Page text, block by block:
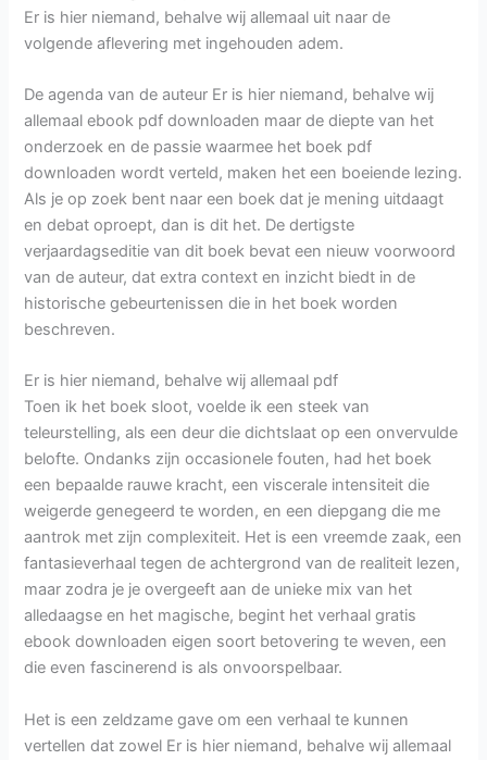
Er is hier niemand, behalve wij allemaal uit naar de
volgende aflevering met ingehouden adem.
De agenda van de auteur Er is hier niemand, behalve wij
allemaal ebook pdf downloaden maar de diepte van het
onderzoek en de passie waarmee het boek pdf
downloaden wordt verteld, maken het een boeiende lezing.
Als je op zoek bent naar een boek dat je mening uitdaagt
en debat oproept, dan is dit het. De dertigste
verjaardagseditie van dit boek bevat een nieuw voorwoord
van de auteur, dat extra context en inzicht biedt in de
historische gebeurtenissen die in het boek worden
beschreven.
Er is hier niemand, behalve wij allemaal pdf
Toen ik het boek sloot, voelde ik een steek van
teleurstelling, als een deur die dichtslaat op een onvervulde
belofte. Ondanks zijn occasionele fouten, had het boek
een bepaalde rauwe kracht, een viscerale intensiteit die
weigerde genegeerd te worden, en een diepgang die me
aantrok met zijn complexiteit. Het is een vreemde zaak, een
fantasieverhaal tegen de achtergrond van de realiteit lezen,
maar zodra je je overgeeft aan de unieke mix van het
alledaagse en het magische, begint het verhaal gratis
ebook downloaden eigen soort betovering te weven, een
die even fascinerend is als onvoorspelbaar.
Het is een zeldzame gave om een verhaal te kunnen
vertellen dat zowel Er is hier niemand, behalve wij allemaal